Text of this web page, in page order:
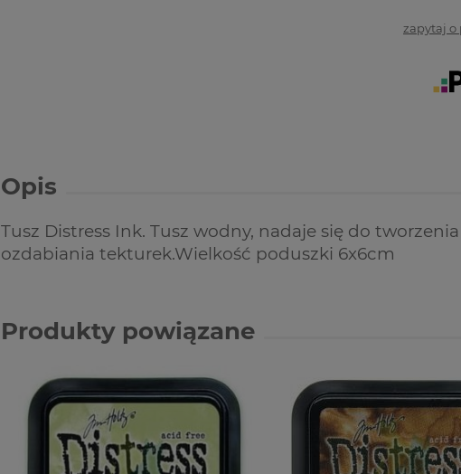
zapytaj
Opis
Tusz Distress Ink. Tusz wodny, nadaje się do
ozdabiania tekturek.Wielkość poduszki 6x6cm
Produkty powiązane